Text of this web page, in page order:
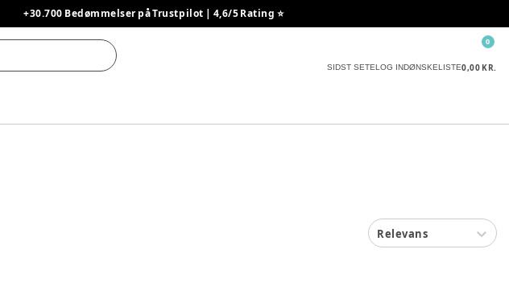
+30.700 Bedømmelser på Trustpilot | 4,6/5 Rating ⭐️
SIDST SETELOG INDØNSKELISTE0,00 KR.
0
Relevans